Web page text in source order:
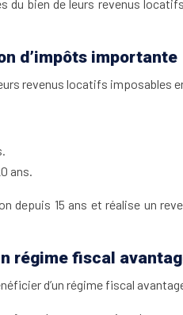
bien de leurs revenus
d’impôts importante
revenus locatifs imposables
ans.
depuis 15 ans et réalise un
régime fiscal
d’un régime fiscal